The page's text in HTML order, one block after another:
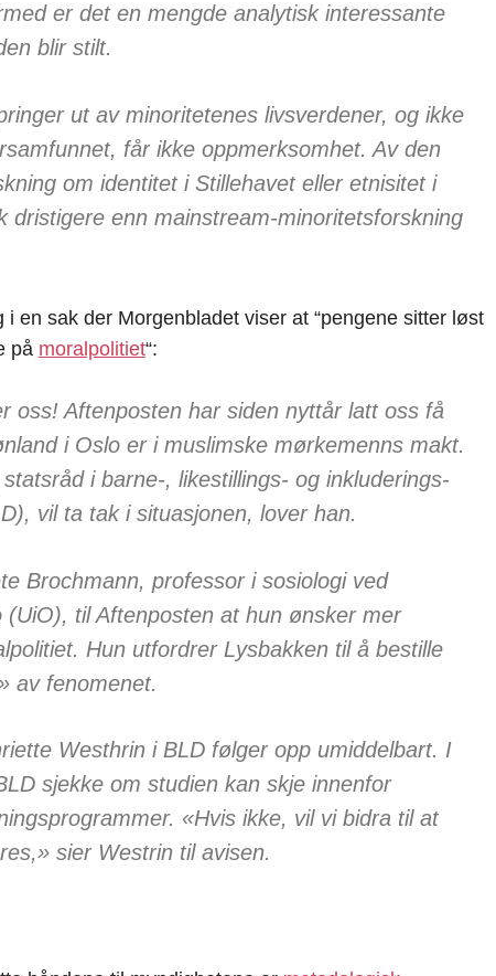
er det en mengde analytisk interessante
blir stilt.
ut av minoritetenes livsverdener, og ikke
får ikke oppmerksomhet. Av den
om identitet i Stillehavet eller etnisitet i
dristigere enn mainstream-minoritetsforskning
i en sak der Morgenbladet viser at “pengene sitter løst
på moralpolitiet“:
oss! Aftenposten har siden nyttår latt oss få
i Oslo er i muslimske mørkemenns makt.
i barne-, likestillings- og inkluderings-
vil ta tak i situasjonen, lover han.
Brochmann, professor i sosiologi ved
(UiO), til Aftenposten at hun ønsker mer
Hun utfordrer Lysbakken til å bestille
av fenomenet.
Westhrin i BLD følger opp umiddelbart. I
sjekke om studien kan skje innenfor
«Hvis ikke, vil vi bidra til at
sier Westrin til avisen.